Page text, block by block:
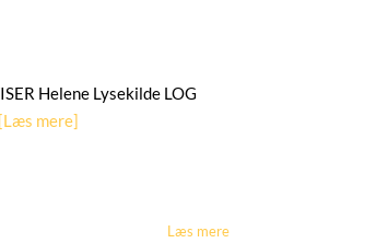
Helene Lysekilde LOG
[Læs mere]
Læs mere